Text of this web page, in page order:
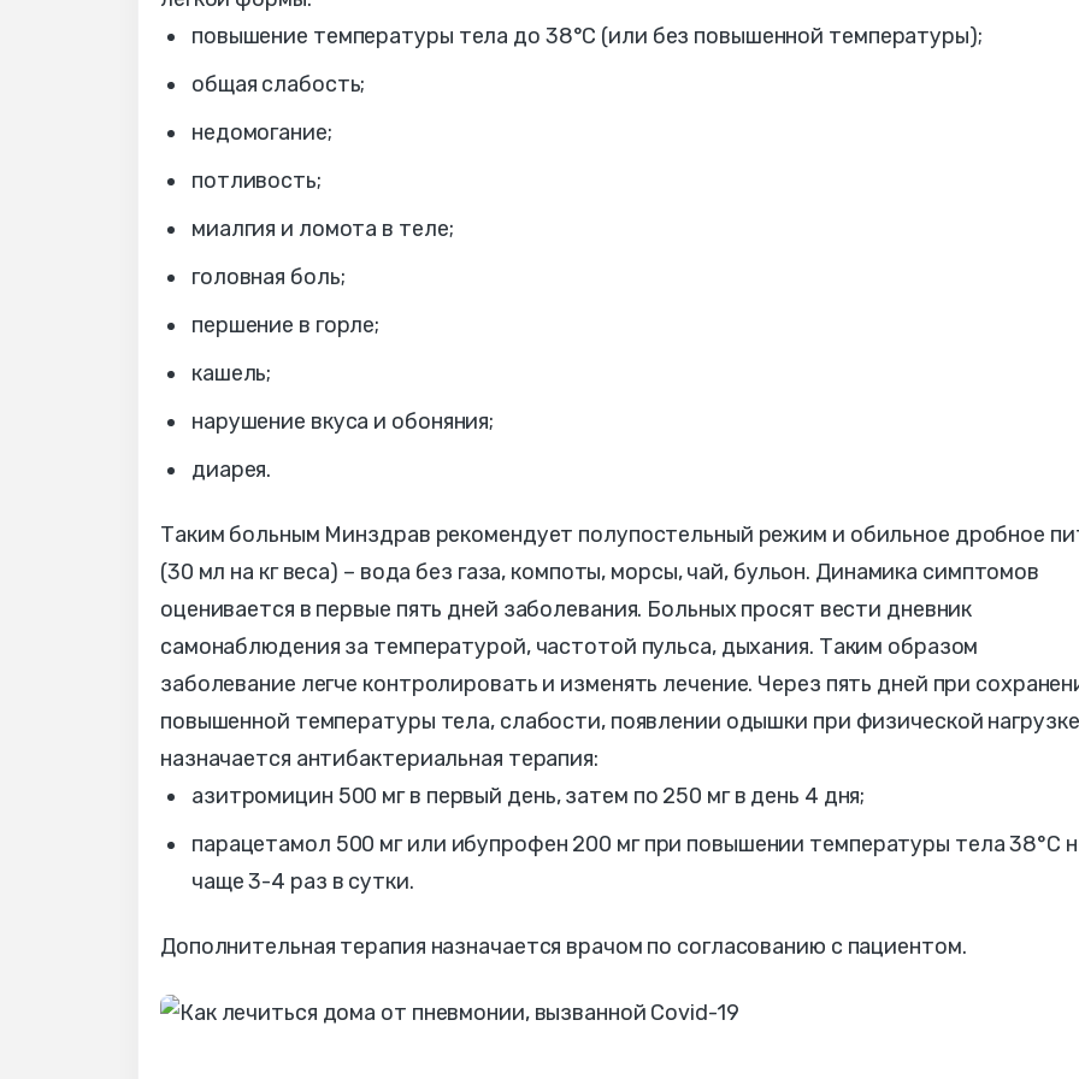
повышение температуры тела до 38°С (или без повышенной температуры);
общая слабость;
недомогание;
потливость;
миалгия и ломота в теле;
головная боль;
першение в горле;
кашель;
нарушение вкуса и обоняния;
диарея.
Таким больным Минздрав рекомендует полупостельный режим и обильное дробное
(30 мл на кг веса) – вода без газа, компоты, морсы, чай, бульон. Динамика симптомов
оценивается в первые пять дней заболевания. Больных просят вести дневник
самонаблюдения за температурой, частотой пульса, дыхания. Таким образом
заболевание легче контролировать и изменять лечение. ‪Через пять дней при
повышенной температуры тела, слабости, появлении одышки при физической нагрузке
назначается антибактериальная терапия:
азитромицин 500 мг в первый день, затем по 250 мг в день ‪4 дня‬;
парацетамол 500 мг или ибупрофен 200 мг при повышении температуры тела 38°C
чаще 3-4 раз в сутки.
Дополнительная терапия назначается врачом по согласованию с пациентом.